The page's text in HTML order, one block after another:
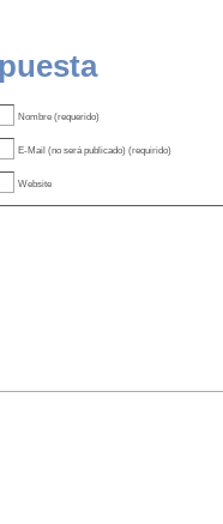
Nombre (requerido)
E-Mail (no será publicado) (requirido)
Website